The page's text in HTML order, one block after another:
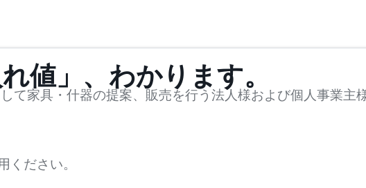
値」、わかります。
て家具・什器の提案、販売を行う法人様および個人事業主
ください。